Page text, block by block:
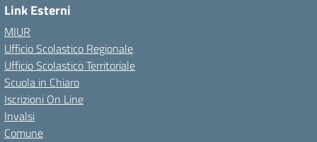
Link Esterni
MIUR
Ufficio Scolastico Regionale
Ufficio Scolastico Territoriale
Scuola in Chiaro
Iscrizioni On Line
Invalsi
Comune